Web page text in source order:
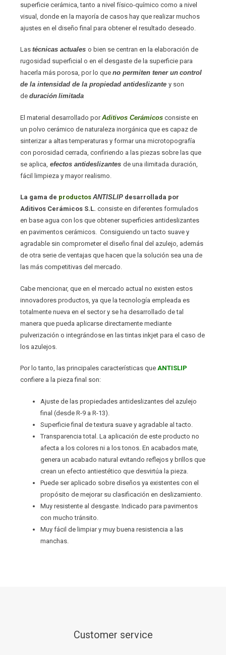
superficie cerámica, tanto a nivel físico-químico como a nivel
visual, donde en la mayoría de casos hay que realizar muchos
ajustes en el diseño final para obtener el resultado deseado.
Las técnicas actuales o bien se centran en la elaboración de
rugosidad superficial o en el desgaste de la superficie para
hacerla más porosa, por lo que no permiten tener un control
de la intensidad de la propiedad antideslizante y son
de duración limitada
El material desarrollado porAditivos Cerámicos consiste en
un polvo cerámico de naturaleza inorgánica que es capaz de
sinterizar a altas temperaturas y formar una microtopografía
con porosidad cerrada, confiriendo a las piezas sobre las que
se aplica, efectos antideslizantes de una ilimitada duración,
fácil limpieza y mayor realismo.
La gama de productos ANTISLIP desarrollada por
Aditivos Cerámicos S.L. consiste en diferentes formulados
en base agua con los que obtener superficies antideslizantes
en pavimentos cerámicos. Consiguiendo un tacto suave y
agradable sin comprometer el diseño final del azulejo, además
de otra serie de ventajas que hacen que la solución sea una de
las más competitivas del mercado.
Cabe mencionar, que en el mercado actual no existen estos
innovadores productos, ya que la tecnología empleada es
totalmente nueva en el sector y se ha desarrollado de tal
manera que pueda aplicarse directamente mediante
pulverización o integrándose en las tintas inkjet para el caso de
los azulejos.
Por lo tanto, las principales características que ANTISLIP
confiere a la pieza final son:
Ajuste de las propiedades antideslizantes del azulejo
final (desde R-9 a R-13).
Superficie final de textura suave y agradable al tacto.
Transparencia total. La aplicación de este producto no
afecta a los colores ni a los tonos. En acabados mate,
genera un acabado natural evitando reflejos y brillos que
crean un efecto antiestético que desvirtúa la pieza.
Puede ser aplicado sobre diseños ya existentes con el
propósito de mejorar su clasificación en deslizamiento.
Muy resistente al desgaste. Indicado para pavimentos
con mucho tránsito.
Muy fácil de limpiar y muy buena resistencia a las
manchas.
Customer service